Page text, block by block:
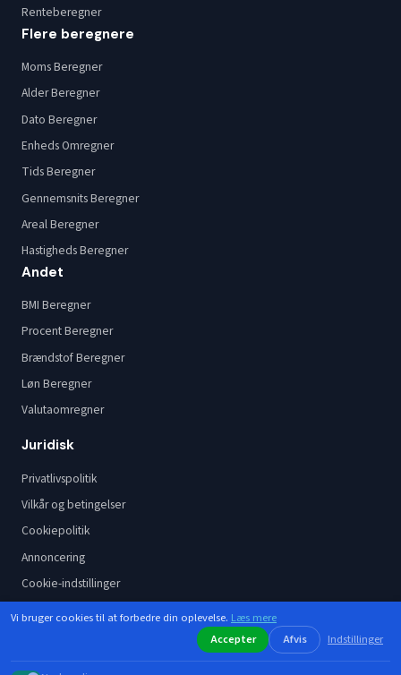
Renteberegner
Flere beregnere
Moms Beregner
Alder Beregner
Dato Beregner
Enheds Omregner
Tids Beregner
Gennemsnits Beregner
Areal Beregner
Hastigheds Beregner
Andet
BMI Beregner
Procent Beregner
Brændstof Beregner
Løn Beregner
Valutaomregner
Juridisk
Privatlivspolitik
Vilkår og betingelser
Cookiepolitik
Annoncering
Cookie-indstillinger
Instagram Facebook
Vi bruger cookies til at forbedre din oplevelse. Læs mere
Accepter
Afvis Indstillinger